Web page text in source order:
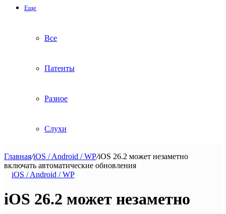
Еще
Все
Патенты
Разное
Слухи
Главная/iOS / Android / WP/iOS 26.2 может незаметно
включать автоматические обновления
iOS / Android / WP
iOS 26.2 может незаметно